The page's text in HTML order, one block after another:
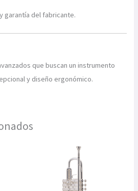
garantía del fabricante.
que buscan un instrumento
y diseño ergonómico.